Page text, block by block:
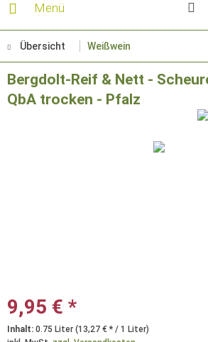
Menü
Übersicht Weißwein
Bergdolt-Reif & Nett -
QbA trocken - Pfalz
9,95 € *
Inhalt: 0.75 Liter (13,27 € * / 1 Liter)